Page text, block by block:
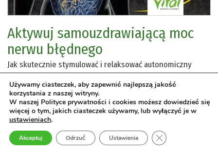
Aktywuj samouzdrawiającą moc
nerwu błędnego
Jak skutecznie stymulować i relaksować autonomiczny
układ nerwowy
Ellen Fischer
Rozwój osobisty› neuronauka
Choroby›
choroby neurodegeneracyjne
Choroby›
Zdrowie›sposoby na stres
Terapie
›ćwiczenia oddechowe
Używamy ciasteczek, aby zapewnić najlepszą jakość
korzystania z naszej witryny.
W naszej Polityce prywatności i cookies możesz dowiedzieć się
więcej o tym, jakich ciasteczek używamy, lub wyłączyć je w
ustawieniach.
Akceptuj Odrzuć Ustawienia Zamknij panel